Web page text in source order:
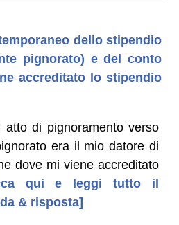
dello stipendio
pignorato) e del conto
accreditato lo stipendio
di pignoramento verso
era il mio datore di
dove mi viene accreditato
qui e leggi tutto il
& risposta]